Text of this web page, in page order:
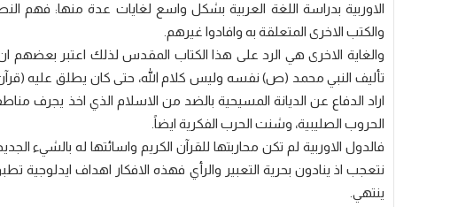
الاوربية بدراسة اللغة العربية بشكل واسع لغايات عدة منها: فهم
والكتب الاخرى المتعلقة به وافادوا غيرهم.
والغاية الاخرى هي الرد على هذا الكتاب المقدس لذلك اعتبر بعضهم
تأليف النبي محمد (ص) نفسه وليس كلام الله، حتى كان يطلق عليه (قرآن
اراد الدفاع عن الديانة المسيحية بالضد من الاسلام الذي اخذ
الحروب الصليبية، وشنت الحرب الفكرية ايضاً.
فالدول الاوربية لم تكن محاربتها للقرآن الكريم واسائتها له
نتعجب اذ ينادون بحرية التعبير والرأي فهذه الافكار اهداف ايدلوجية
ينتهي.